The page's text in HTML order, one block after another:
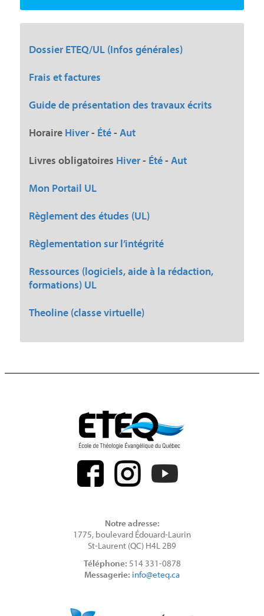
Dossier ETEQ/UL (Infos générales)
Frais et factures
Guide de présentation des travaux écrits
Horaire Hiver- Été- Aut
Livres obligatoires Hiver- Été- Aut
Mon Portail UL
Règlement des études (UL)
Règlementation sur l’intégrité
Ressources (logiciels, aide à la rédaction,
formations) UL
Theoline (classe virtuelle)
Notre adresse:
1775, boulevard Édouard-Laurin
St-Laurent (QC) H4L 2B9
Téléphone: 514 331-0878
Messagerie: info@eteq.ca